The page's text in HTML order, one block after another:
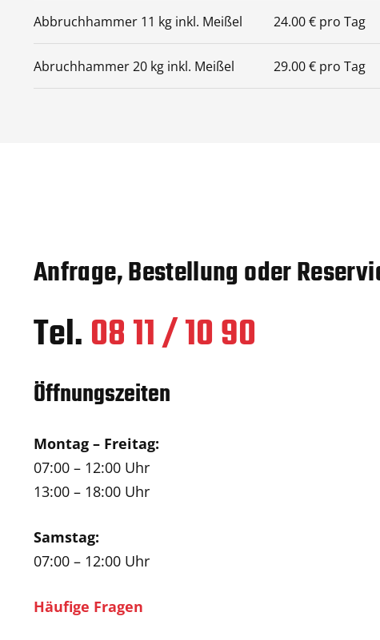
Abbruchhammer 11 kg inkl. Meißel 24.00 € pro Tag
Abruchhammer 20 kg inkl. Meißel 29.00 € pro Tag
Anfrage, Bestellung oder
Tel.08 11 / 10 90
Öffnungszeiten
Montag – Freitag:
07:00 – 12:00 Uhr
13:00 – 18:00 Uhr
Samstag:
07:00 – 12:00 Uhr
Häufige Fragen